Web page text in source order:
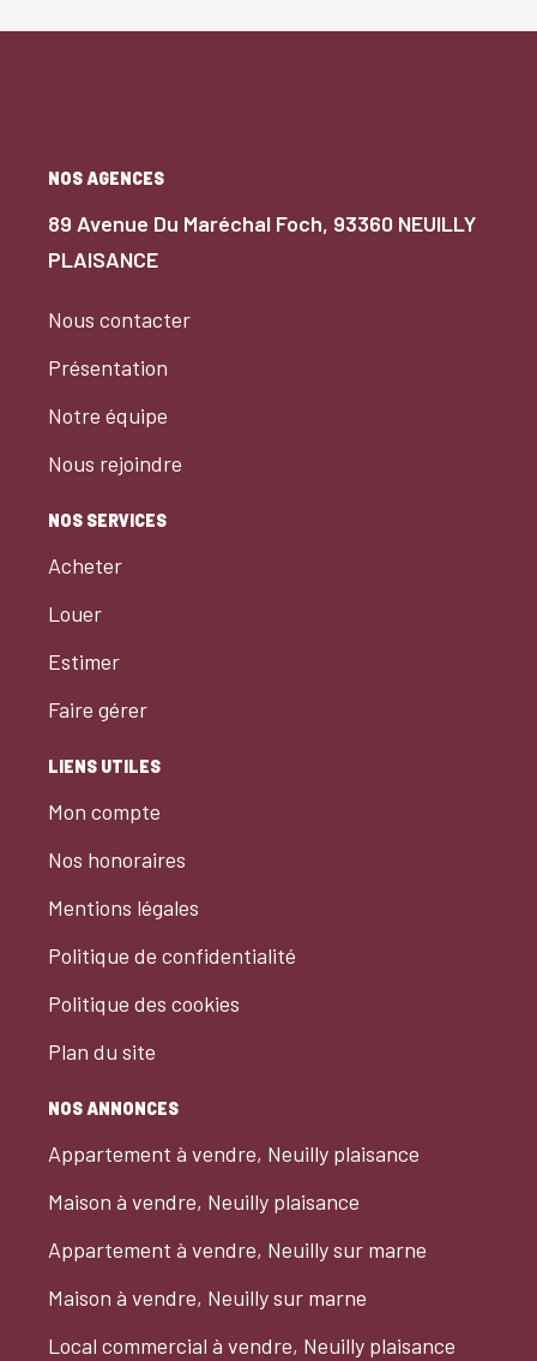
NOS AGENCES
89 Avenue Du Maréchal Foch, 93360 NEUILLY
PLAISANCE
Nous contacter
Présentation
Notre équipe
Nous rejoindre
NOS SERVICES
Acheter
Louer
Estimer
Faire gérer
LIENS UTILES
Mon compte
Nos honoraires
Mentions légales
Politique de confidentialité
Politique des cookies
Plan du site
NOS ANNONCES
Appartement à vendre, Neuilly plaisance
Maison à vendre, Neuilly plaisance
Appartement à vendre, Neuilly sur marne
Maison à vendre, Neuilly sur marne
Local commercial à vendre, Neuilly plaisance